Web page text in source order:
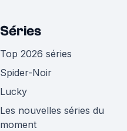
Séries
Top 2026 séries
Spider-Noir
Lucky
Les nouvelles séries du
moment